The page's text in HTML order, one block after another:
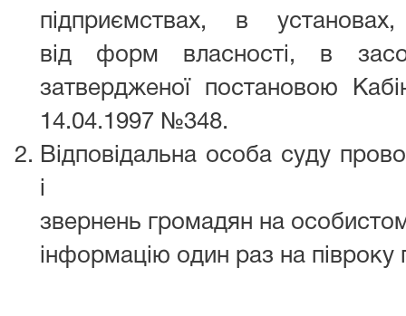
підприємствах, в
від форм власності, в
затвердженої постановою
14.04.1997 №348.
Відповідальна особа суду
і
звернень громадян на
інформацію один раз на півроку